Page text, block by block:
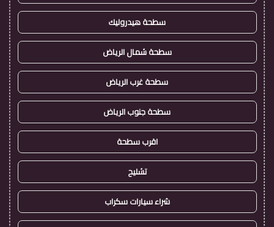
سطحة هيدروليك
سطحة شمال الرياض
سطحة غرب الرياض
سطحة جنوب الرياض
اقرب سطحة
تشليح
شراء سيارات سكراب